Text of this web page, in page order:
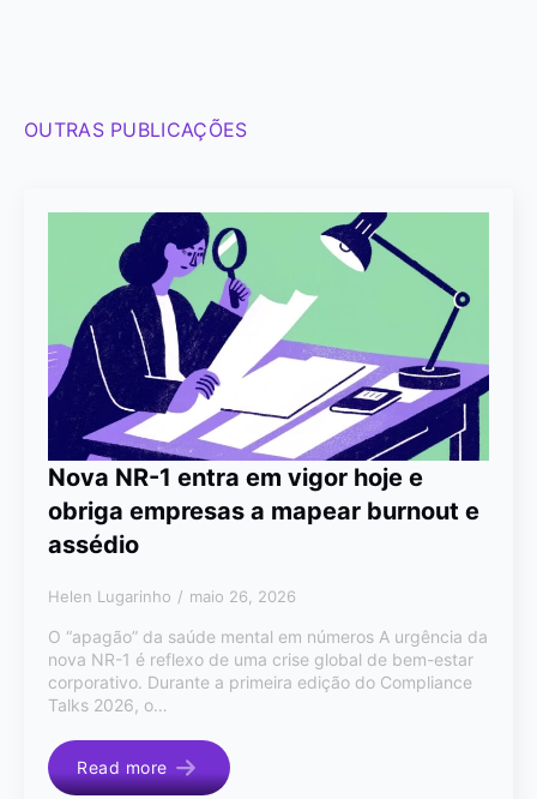
OUTRAS PUBLICAÇÕES
Nova NR-1 entra em vigor hoje e
obriga empresas a mapear burnout e
assédio
Helen Lugarinho maio 26, 2026
O “apagão” da saúde mental em números A urgência da
nova NR-1 é reflexo de uma crise global de bem-estar
corporativo. Durante a primeira edição do Compliance
Talks 2026, o…
Read more